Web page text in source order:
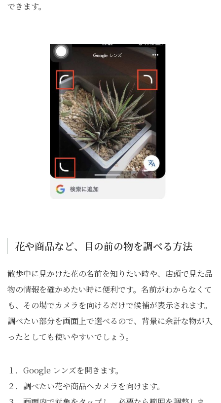
できます。
花や商品など、目の前の物を調べる方法
散歩中に見かけた花の名前を知りたい時や、店頭で見た品
物の情報を確かめたい時に便利です。名前がわからなくて
も、その場でカメラを向けるだけで候補が表示されます。
調べたい部分を画面上で選べるので、背景に余計な物が入
ったとしても使いやすいでしょう。
１．Google レンズを開きます。
２．調べたい花や商品へカメラを向けます。